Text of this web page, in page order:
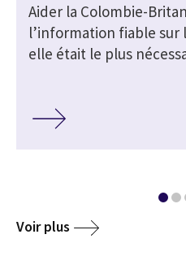
Aider la Colombie-
l’information fiable sur
elle était le plus
Voir plus